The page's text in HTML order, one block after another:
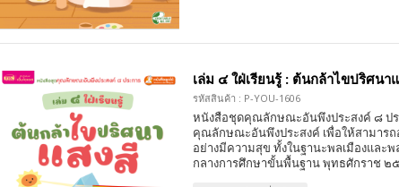
เล่ม ๔ ใฝ่เรียนรู้ : ต้นกล้าไขปริศนา
รหัสสินค้า : P-YOU-1606
หนังสือชุดคุณลักษณะอันพึงประสงค์ ๘ ปร
คุณลักษณะอันพึงประสงค์ เพื่อให้สามาร
อย่างมีความสุข ทั้งในฐานะพลเมืองและ
กลางการศึกษาขั้นพื้นฐาน พุทธศักราช ๒